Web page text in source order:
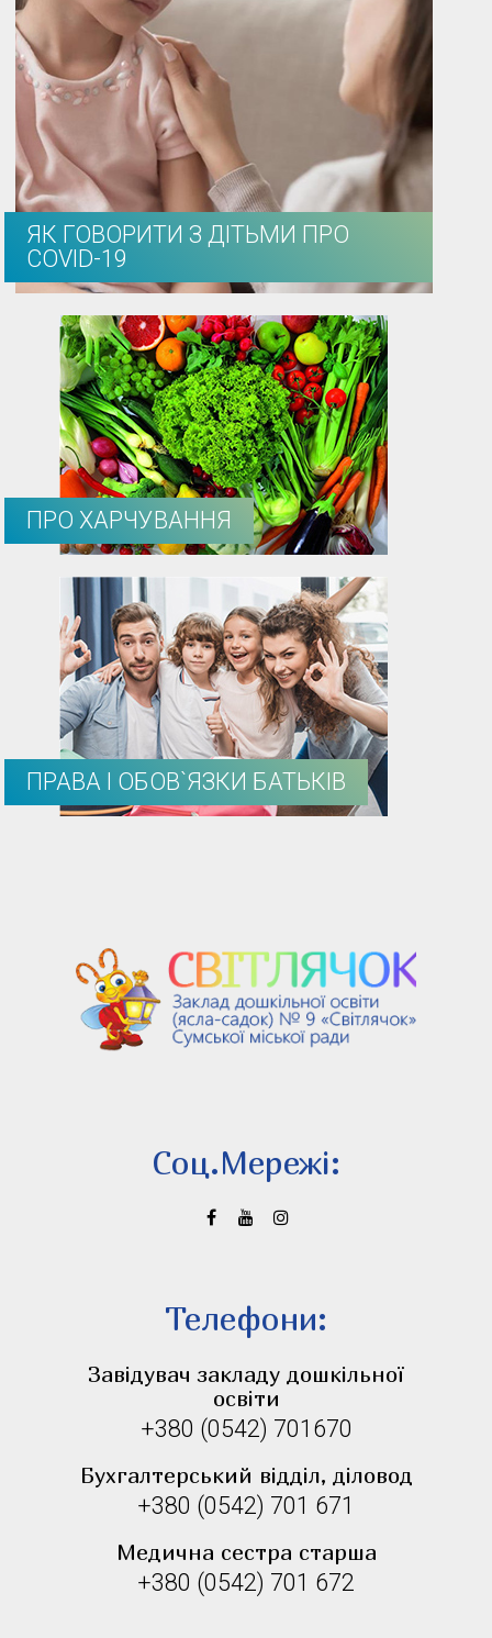
ЯК ГОВОРИТИ З ДІТЬМИ ПРО
COVID-19
ПРО ХАРЧУВАННЯ
ПРАВА І ОБОВ`ЯЗКИ БАТЬКІВ
Соц.Мережi:
Телефони:
Завідувач закладу дошкільної
освіти
+380 (0542) 701670
Бухгалтерський відділ, діловод
+380 (0542) 701 671
Медична сестра старша
+380 (0542) 701 672